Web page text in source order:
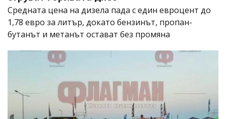
Средната цена на дизела пада с един евроцент до
1,78 евро за литър, докато бензинът, пропан-
бутанът и метанът остават без промяна